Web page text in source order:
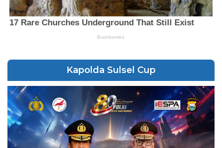
Kapolda Sulsel Cup